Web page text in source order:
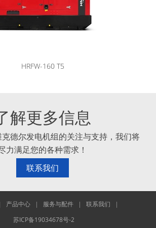
HRFW-160 T5
解更多信息
德尔发电机组的关注与支持，我们将
力满足您的各种需求！
联系我们
产品中心 | 服务与配件 | 联系我们
|
苏ICP备19034678号-2